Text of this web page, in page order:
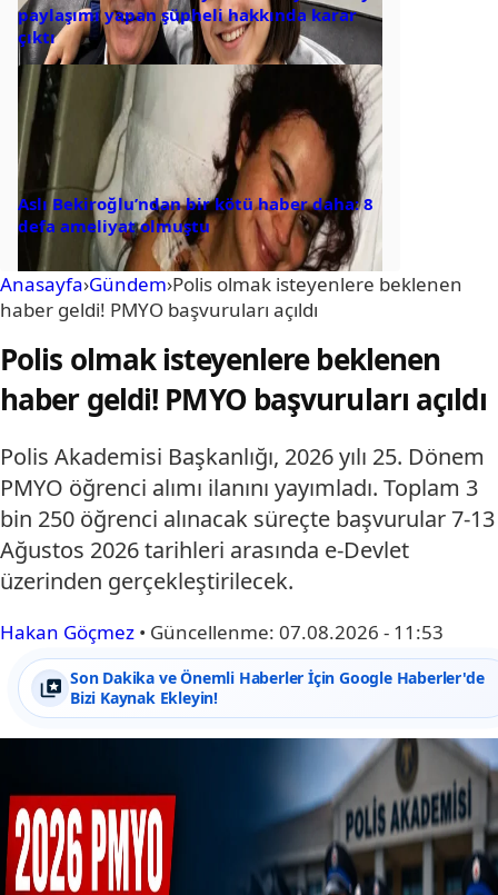
paylaşımı yapan şüpheli hakkında karar
çıktı
Aslı Bekiroğlu’ndan bir kötü haber daha: 8
defa ameliyat olmuştu
Anasayfa›Gündem›Polis olmak isteyenlere beklenen
haber geldi! PMYO başvuruları açıldı
Polis olmak isteyenlere beklenen
haber geldi! PMYO başvuruları açıldı
Polis Akademisi Başkanlığı, 2026 yılı 25. Dönem
PMYO öğrenci alımı ilanını yayımladı. Toplam 3
bin 250 öğrenci alınacak süreçte başvurular 7-13
Ağustos 2026 tarihleri arasında e-Devlet
üzerinden gerçekleştirilecek.
Hakan Göçmez • Güncellenme: 07.08.2026 - 11:53
Son Dakika ve Önemli Haberler İçin Google Haberler'de
Bizi Kaynak Ekleyin!